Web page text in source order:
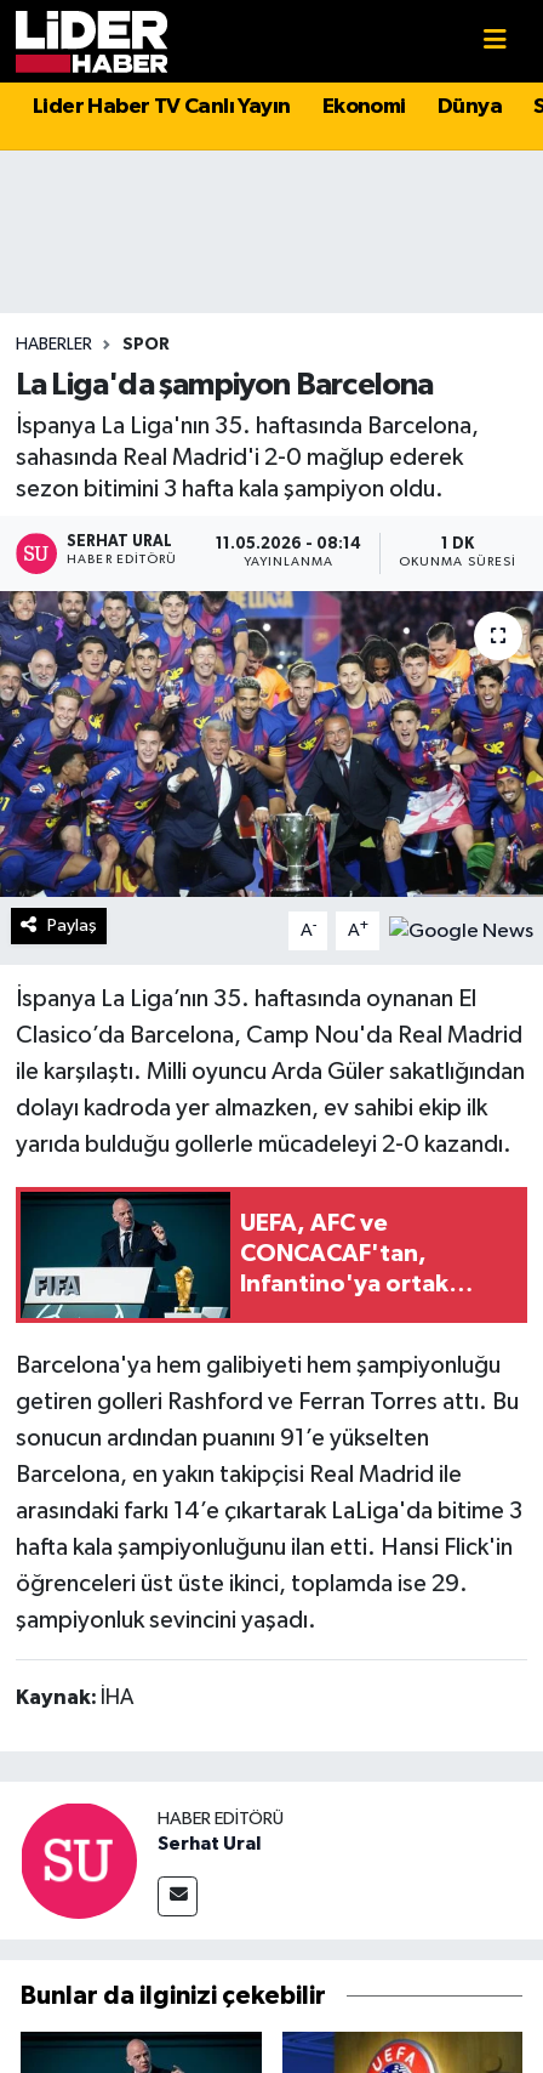
Lider Haber TV Canlı Yayın Ekonomi Dünya
HABERLER SPOR
La Liga'da şampiyon Barcelona
İspanya La Liga'nın 35. haftasında Barcelona,
sahasında Real Madrid'i 2-0 mağlup ederek
sezon bitimini 3 hafta kala şampiyon oldu.
SERHAT URAL
HABER EDITÖRÜ
11.05.2026 - 08:14
YAYINLANMA
1 DK
OKUNMA SÜRESI
Paylaş A- A+
İspanya La Liga’nın 35. haftasında oynanan El
Clasico’da Barcelona, Camp Nou'da Real Madrid
ile karşılaştı. Milli oyuncu Arda Güler sakatlığından
dolayı kadroda yer almazken, ev sahibi ekip ilk
yarıda bulduğu gollerle mücadeleyi 2-0 kazandı.
UEFA, AFC ve
CONCACAF'tan,
Infantino'ya ortak
Barcelona'ya hem galibiyeti hem şampiyonluğu
getiren golleri Rashford ve Ferran Torres attı. Bu
sonucun ardından puanını 91’e yükselten
Barcelona, en yakın takipçisi Real Madrid ile
arasındaki farkı 14’e çıkartarak LaLiga'da bitime 3
hafta kala şampiyonluğunu ilan etti. Hansi Flick'in
öğrenceleri üst üste ikinci, toplamda ise 29.
şampiyonluk sevincini yaşadı.
Kaynak: İHA
HABER EDITÖRÜ
Serhat Ural
Bunlar da ilginizi çekebilir
Politika
Magazin
Spor
Sağlık
Turizm
Kültür - Sanat
Lider Haber TV Canlı Yayın izle
Hava Durumu
Süper Lig Puan Durumu ve Fikstür
Tüm Manşetler
Son Dakika Haberleri